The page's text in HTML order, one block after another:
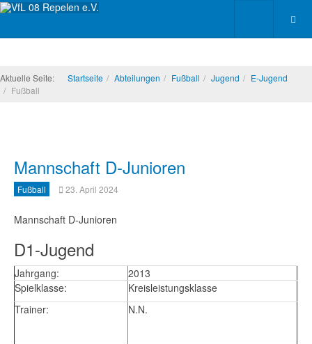
Aktuelle Seite: Startseite Abteilungen Fußball Jugend
E-Jugend
Fußball
Mannschaft D-Junioren
Fußball 23. April 2024
Mannschaft D-Junioren
D1-Jugend
Jahrgang:
2013
Spielklasse:
Kreisleistungsklasse
Trainer:
N.N.